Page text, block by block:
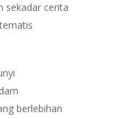
sekadar cerita
berlebihan